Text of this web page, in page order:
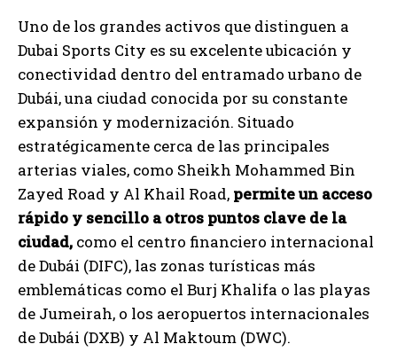
Uno de los grandes activos que distinguen a
Dubai Sports City es su excelente ubicación y
conectividad dentro del entramado urbano de
Dubái, una ciudad conocida por su constante
expansión y modernización. Situado
estratégicamente cerca de las principales
arterias viales, como Sheikh Mohammed Bin
Zayed Road y Al Khail Road, permite un acceso
rápido y sencillo a otros puntos clave de la
ciudad, como el centro financiero internacional
de Dubái (DIFC), las zonas turísticas más
emblemáticas como el Burj Khalifa o las playas
de Jumeirah, o los aeropuertos internacionales
de Dubái (DXB) y Al Maktoum (DWC).